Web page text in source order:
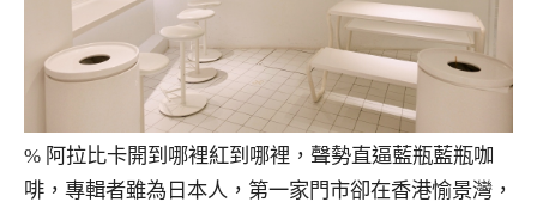
% 阿拉比卡開到哪裡紅到哪裡，聲勢直逼藍瓶藍瓶咖
啡，專輯者雖為日本人，第一家門市卻在香港愉景灣，